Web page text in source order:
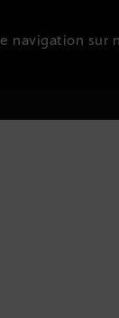
navigation sur